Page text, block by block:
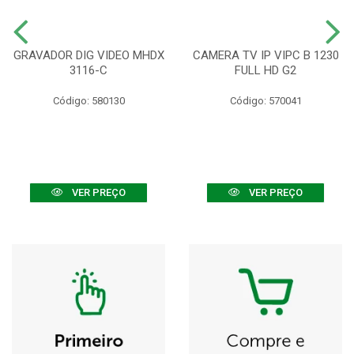
GRAVADOR DIG VIDEO MHDX
3116-C
Código: 580130
VER PREÇO
CAMERA TV IP VIPC B 1230
FULL HD G2
Código: 570041
VER PREÇO